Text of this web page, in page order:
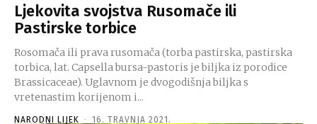
Ljekovita svojstva Rusomače ili
Pastirske torbice
Rosomača ili prava rusomača (torba pastirska, pastirska
torbica, lat. Capsella bursa-pastoris je biljka iz porodice
Brassicaceae). Uglavnom je dvogodišnja biljka s
vretenastim korijenom i...
NARODNI LIJEK - 16. TRAVNJA 2021.